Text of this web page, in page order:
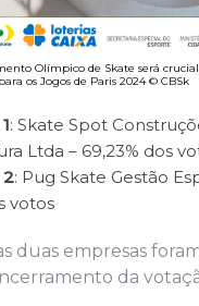
Olímpico de Skate será
os Jogos de Paris 2024 © CBSk
: Skate Spot
Ltda – 69,23% dos
2: Pug Skate Gestão
votos
duas empresas
da